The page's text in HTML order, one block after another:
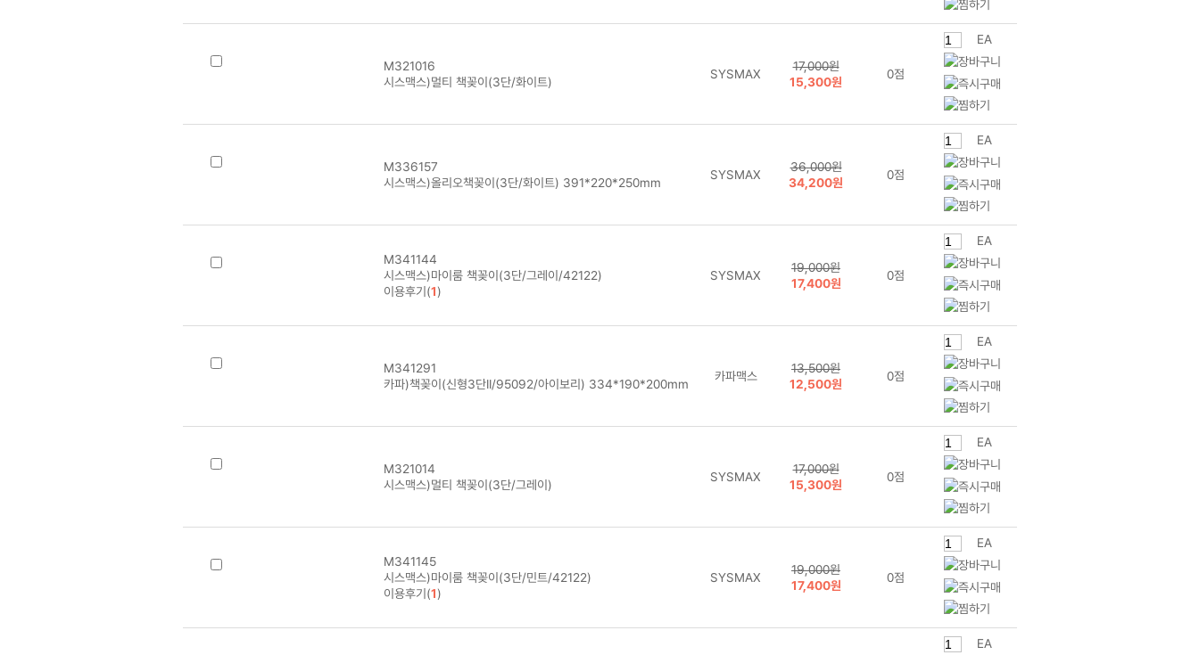
M321016
시스맥스)멀티 책꽂이(3단/화이트)
SYSMAX
17,000원
15,300원
0점
EA
M336157
시스맥스)올리오책꽂이(3단/화이트) 391*220*250mm
SYSMAX
36,000원
34,200원
0점
EA
M341144
시스맥스)마이룸 책꽂이(3단/그레이/42122)
이용후기(1)
SYSMAX
19,000원
17,400원
0점
EA
M341291
카파)책꽂이(신형3단II/95092/아이보리) 334*190*200mm
카파맥스
13,500원
12,500원
0점
EA
M321014
시스맥스)멀티 책꽂이(3단/그레이)
SYSMAX
17,000원
15,300원
0점
EA
M341145
시스맥스)마이룸 책꽂이(3단/민트/42122)
이용후기(1)
SYSMAX
19,000원
17,400원
0점
EA
EA